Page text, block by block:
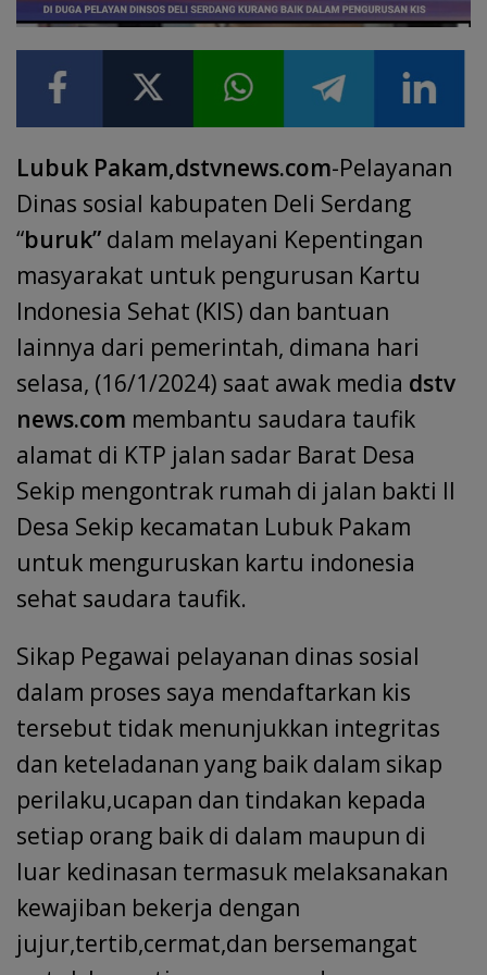
Lubuk Pakam,dstvnews.com-Pelayanan
Dinas sosial kabupaten Deli Serdang
“buruk” dalam melayani Kepentingan
masyarakat untuk pengurusan Kartu
Indonesia Sehat (KIS) dan bantuan
lainnya dari pemerintah, dimana hari
selasa, (16/1/2024) saat awak media dstv
news.com membantu saudara taufik
alamat di KTP jalan sadar Barat Desa
Sekip mengontrak rumah di jalan bakti II
Desa Sekip kecamatan Lubuk Pakam
untuk menguruskan kartu indonesia
sehat saudara taufik.
Sikap Pegawai pelayanan dinas sosial
dalam proses saya mendaftarkan kis
tersebut tidak menunjukkan integritas
dan keteladanan yang baik dalam sikap
perilaku,ucapan dan tindakan kepada
setiap orang baik di dalam maupun di
luar kedinasan termasuk melaksanakan
kewajiban bekerja dengan
jujur,tertib,cermat,dan bersemangat